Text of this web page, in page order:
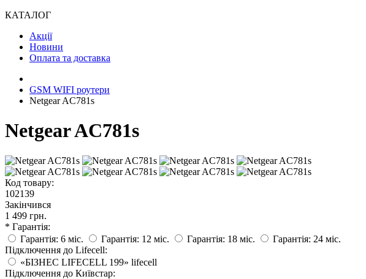
КАТАЛОГ
Акції
Новини
Оплата та доставка
GSM WIFI роутери
Netgear AC781s
Netgear AC781s
Код товару:
102139
Закінчився
1 499 грн.
* Гарантія:
Гарантія: 6 міс.
Гарантія: 12 міс. Гарантія: 18 міс.
Гарантія: 24 міс.
Підключення до Lifecell:
«БІЗНЕС LIFECELL 199» lifecell
Підключення до Київстар: